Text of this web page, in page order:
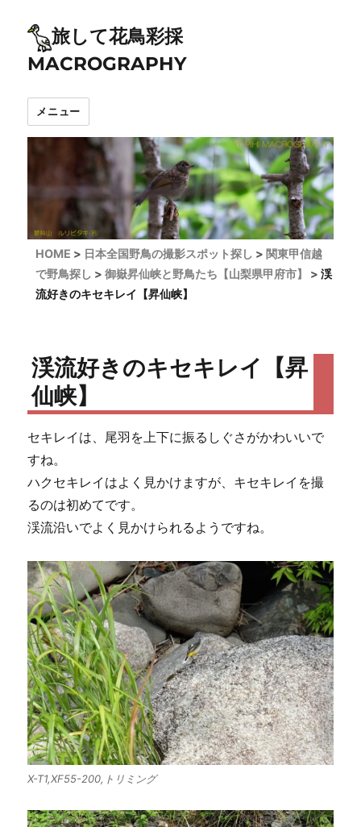
旅して花鳥彩採
MACROGRAPHY
メニュー
HOME 日本全国野鳥の撮影スポット探し
関東甲信越
で野鳥探し
御嶽昇仙峡と野鳥たち【山梨県甲府市】
渓
流好きのキセキレイ【昇仙峡】
渓流好きのキセキレイ【昇
仙峡】
セキレイは、尾羽を上下に振るしぐさがかわいいで
すね。
ハクセキレイはよく見かけますが、キセキレイを撮
るのは初めてです。
渓流沿いでよく見かけられるようですね。
X-T1,XF55-200,トリミング